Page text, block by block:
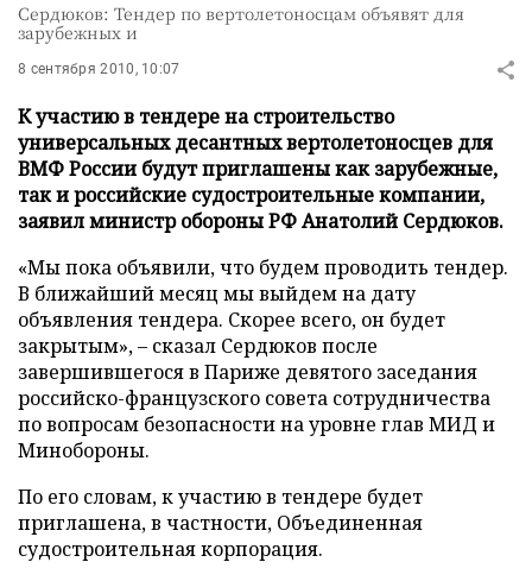
Сердюков: Тендер по вертолетоносцам объявят для
зарубежных и
8 сентября 2010, 10:07
К участию в тендере на строительство
универсальных десантных вертолетоносцев для
ВМФ России будут приглашены как зарубежные,
так и российские судостроительные компании,
заявил министр обороны РФ Анатолий Сердюков.
«Мы пока объявили, что будем проводить тендер.
В ближайший месяц мы выйдем на дату
объявления тендера. Скорее всего, он будет
закрытым», – сказал Сердюков после
завершившегося в Париже девятого заседания
российско-французского совета сотрудничества
по вопросам безопасности на уровне глав МИД и
Минобороны.
По его словам, к участию в тендере будет
приглашена, в частности, Объединенная
судостроительная корпорация.